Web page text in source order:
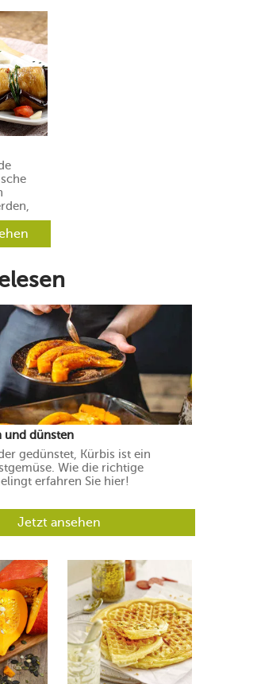
Vielfalt
und dünsten
gedünstet, Kürbis ist ein
Wie die richtige
erfahren Sie hier!
Jetzt ansehen